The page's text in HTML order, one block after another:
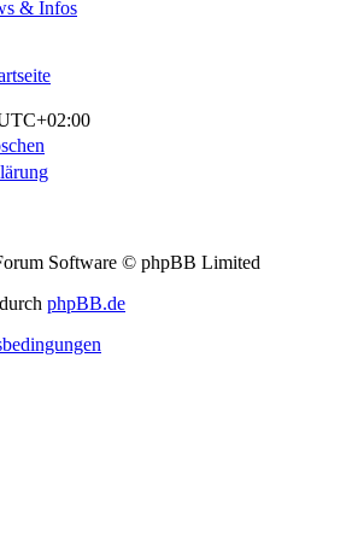
& Infos
Software © phpBB Limited
phpBB.de